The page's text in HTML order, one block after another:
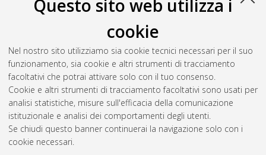
Questo sito web utilizza i
cookie
Nel nostro sito utilizziamo sia cookie tecnici necessari per il suo
funzionamento, sia cookie e altri strumenti di tracciamento
facoltativi che potrai attivare solo con il tuo consenso.
Cookie e altri strumenti di tracciamento facoltativi sono usati per
analisi statistiche, misure sull'efficacia della comunicazione
istituzionale e analisi dei comportamenti degli utenti.
Se chiudi questo banner continuerai la navigazione solo con i
cookie necessari.
Gestione del documento: